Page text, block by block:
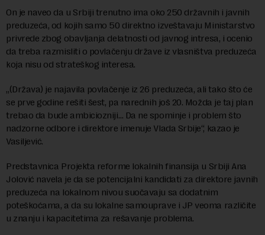
On je naveo da u Srbiji trenutno ima oko 250 državnih i javnih
preduzeća, od kojih samo 50 direktno izveštavaju Ministarstvo
privrede zbog obavljanja delatnosti od javnog intresa, i ocenio
da treba razmisliti o povlačenju države iz vlasništva preduzeća
koja nisu od strateškog interesa.
„(Država) je najavila povlačenje iz 26 preduzeća, ali tako što će
se prve godine rešiti šest, pa narednih još 20. Možda je taj plan
trebao da bude ambiciozniji… Da ne spominje i problem što
nadzorne odbore i direktore imenuje Vlada Srbije“, kazao je
Vasiljević.
Predstavnica Projekta reforme lokalnih finansija u Srbiji Ana
Jolović navela je da se potencijalni kandidati za direktore javnih
preduzeća na lokalnom nivou suočavaju sa dodatnim
poteškoćama, a da su lokalne samouprave i JP veoma različite
u znanju i kapacitetima za rešavanje problema.